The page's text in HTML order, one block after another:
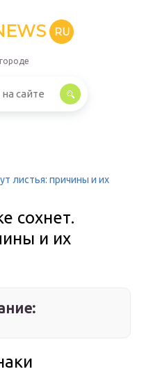
RU
листья: причины и их
сохнет.
и их